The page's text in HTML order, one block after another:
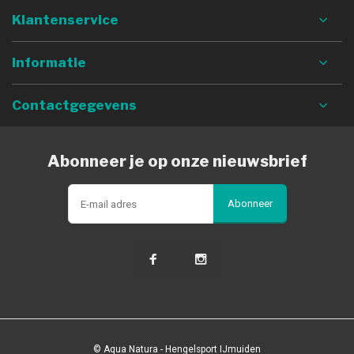
Klantenservice
Informatie
Contactgegevens
Abonneer je op onze nieuwsbrief
Abonneer
© Aqua Natura - Hengelsport IJmuiden